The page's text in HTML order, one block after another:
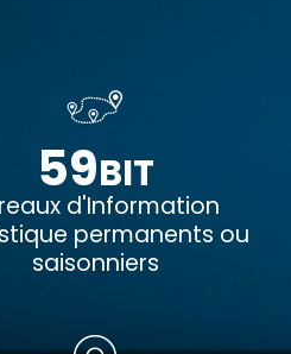
59BIT
d'Information
permanents ou
saisonniers